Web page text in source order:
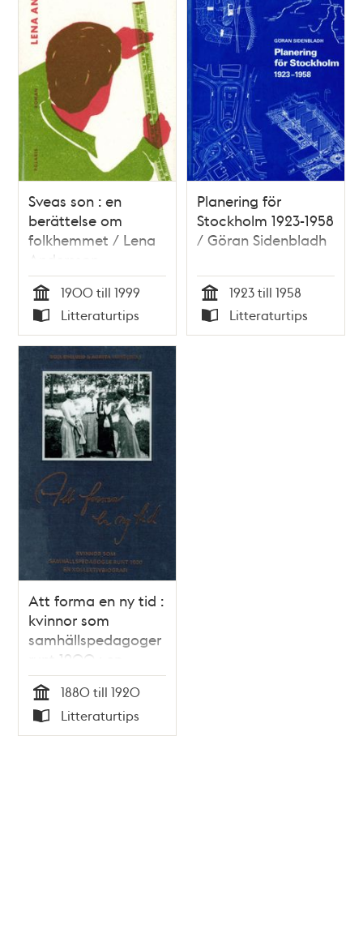
Sveas son : en
berättelse om
folkhemmet / Lena
Andersson
Tid
1900 till 1999
Typ
Litteraturtips
Planering för
Stockholm 1923-1958
/ Göran Sidenbladh
Tid
1923 till 1958
Typ
Litteraturtips
Att forma en ny tid :
kvinnor som
samhällspedagoger
runt 1900 : en
kollektivbiografi /
Boel Englund (red)
Tid
1880 till 1920
Typ
Litteraturtips